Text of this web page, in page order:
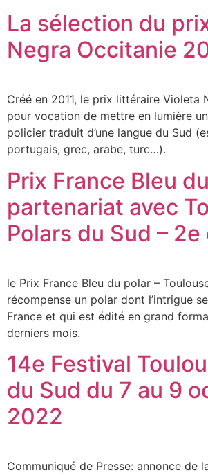
La sélection du
Negra Occitanie
Créé en 2011, le prix littéraire Violeta
pour vocation de mettre en lumière
policier traduit d’une langue du Sud
portugais, grec, arabe, turc…).
Prix France Bleu
partenariat avec
Polars du Sud –
le Prix France Bleu du polar –
récompense un polar dont l’intrigue
France et qui est édité en grand
derniers mois.
14e Festival
du Sud du 7 au 9
2022
Communiqué de Presse: annonce de